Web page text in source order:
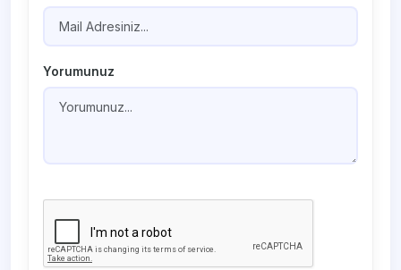
Yorumunuz